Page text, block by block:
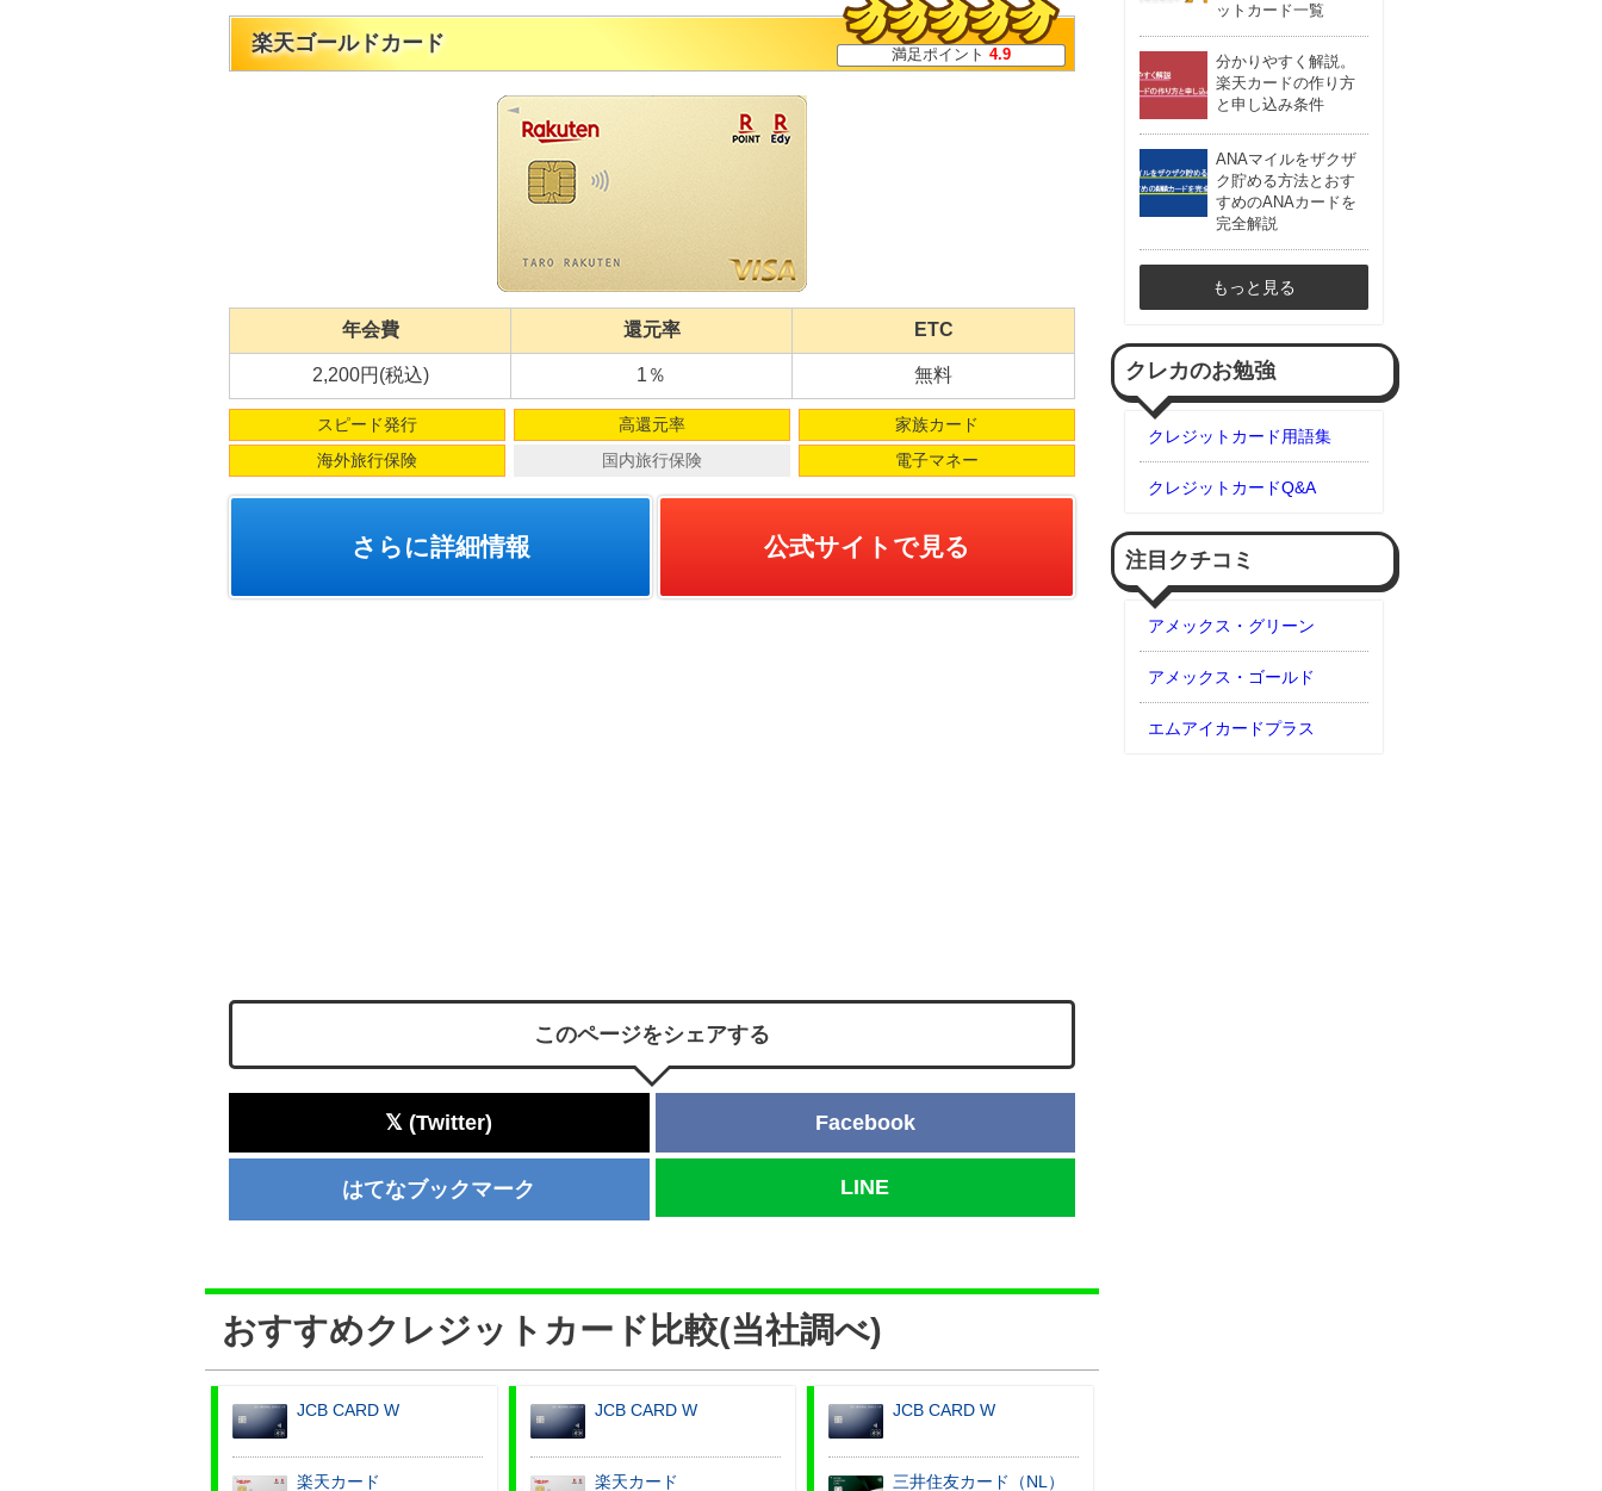
楽天ゴールドカード 満足ポイント 4.9
年会費 還元率 ETC
2,200円(税込) 1％ 無料
スピード発行 高還元率
家族カード
海外旅行保険
国内旅行保険 電子マネー
さらに詳細情報 公式サイトで見る
このページをシェアする
𝕏 (Twitter) Facebook
はてなブックマーク LINE
おすすめクレジットカード比較(当社調べ)
JCB CARD W
楽天カード
JCB CARD W
楽天カード
JCB CARD W
三井住友カード（NL）
ットカード一覧
分かりやすく解説。
楽天カードの作り方
と申し込み条件
ANAマイルをザクザ
ク貯める方法とおす
すめのANAカードを
完全解説
もっと見る
クレカのお勉強
クレジットカード用語集
クレジットカードQ&A
注目クチコミ
アメックス・グリーン
アメックス・ゴールド
エムアイカードプラス